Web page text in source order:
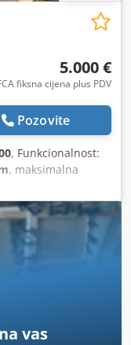
5.000 €
fiksna cijena plus PDV
Pozovite
, Funkcionalnost:
, maksimalna
vas